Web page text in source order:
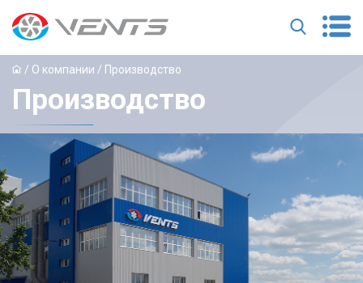
/ О компании / Производство
Производство